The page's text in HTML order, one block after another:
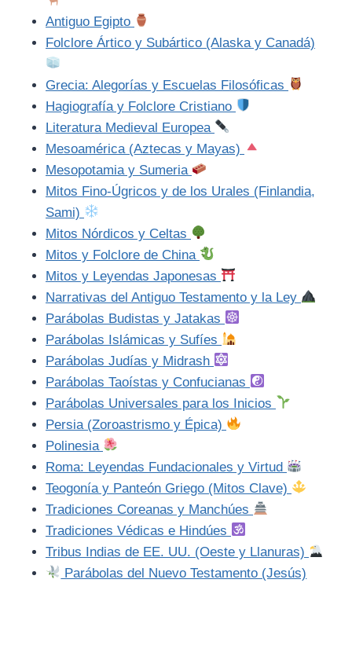
Antiguo Egipto
Folclore Ártico y Subártico (Alaska y Canadá)
Grecia: Alegorías y Escuelas Filosóficas
Hagiografía y Folclore Cristiano
Literatura Medieval Europea
Mesoamérica (Aztecas y Mayas)
Mesopotamia y Sumeria
Mitos Fino-Úgricos y de los Urales (Finlandia,
Sami)
Mitos Nórdicos y Celtas
Mitos y Folclore de China
Mitos y Leyendas Japonesas
Narrativas del Antiguo Testamento y la Ley
Parábolas Budistas y Jatakas
Parábolas Islámicas y Sufíes
Parábolas Judías y Midrash
Parábolas Taoístas y Confucianas
Parábolas Universales para los Inicios
Persia (Zoroastrismo y Épica)
Polinesia
Roma: Leyendas Fundacionales y Virtud
Teogonía y Panteón Griego (Mitos Clave)
Tradiciones Coreanas y Manchúes
Tradiciones Védicas e Hindúes
Tribus Indias de EE. UU. (Oeste y Llanuras)
Parábolas del Nuevo Testamento (Jesús)